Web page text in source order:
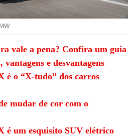
vale a pena? Confira um guia
vantagens e desvantagens
é o “X-tudo” dos carros
mudar de cor com o
é um esquisito SUV elétrico